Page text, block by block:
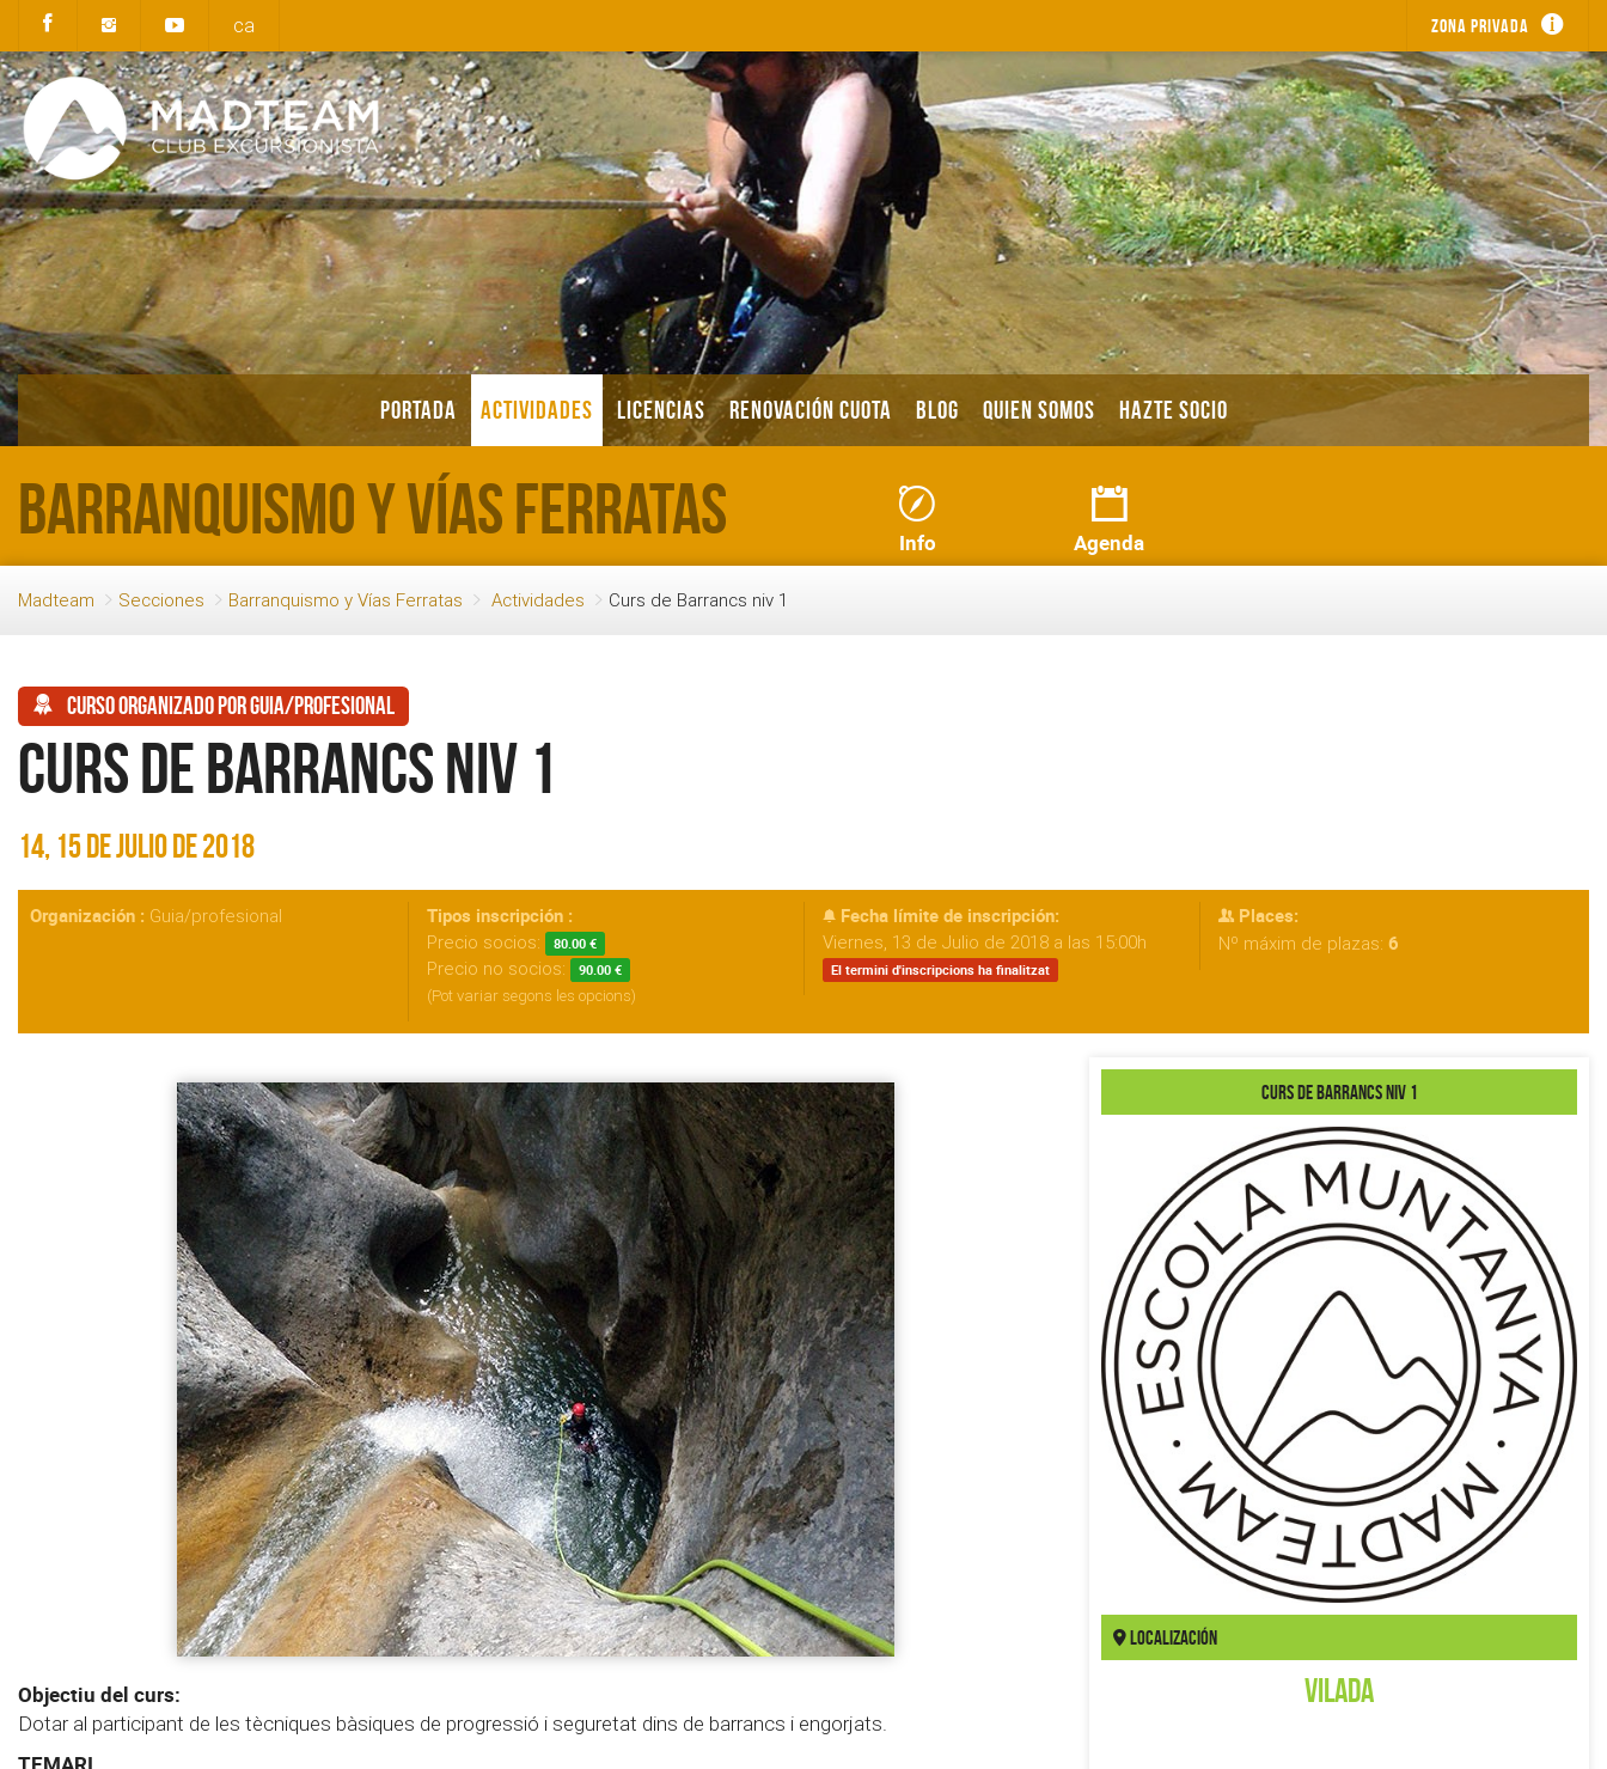
ca Zona privada
PORTADA ACTIVIDADES LICENCIAS RENOVACIÓN CUOTA BLOG QUIEN SOMOS HAZTE SOCIO
Barranquismo y Vías Ferratas Info Agenda
Madteam Secciones Barranquismo y Vías Ferratas Actividades Curs de Barrancs niv 1
Curso organizado por guia/profesional
Curs de Barrancs niv 1
14, 15 de julio de 2018
Organización : Guia/profesional Tipos inscripción :
Precio socios: 80.00 €
Precio no socios: 90.00 €
(Pot variar segons les opcions)
Fecha límite de inscripción:
Viernes, 13 de Julio de 2018 a las 15:00h
El termini d'inscripcions ha finalitzat
Places:
Nº máxim de plazas: 6
Objectiu del curs:
Dotar al participant de les tècniques bàsiques de progressió i seguretat dins de barrancs i engorjats.
Curs de Barrancs niv 1
Localización
Vilada